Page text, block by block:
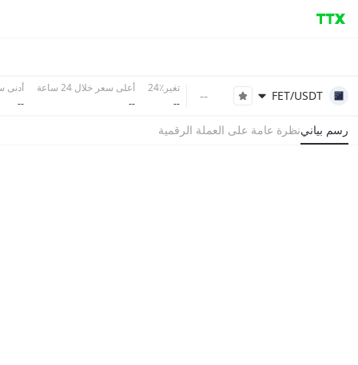
FET/USDT
--
تغير٪24
--
أعلى سعر خلال 24 ساعة
--
أدنى
--
رسم بيانينظرة عامة على العملة الرقمية